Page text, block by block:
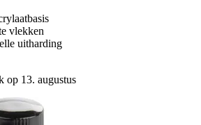
vlekken
uitharding
op 13. augustus